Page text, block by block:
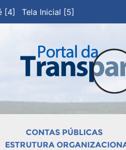
[4] Tela Inicial [5]
CONTAS PÚBLICAS
ESTRUTURA